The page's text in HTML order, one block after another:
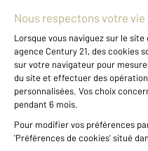
À propos
International
Nous contacter